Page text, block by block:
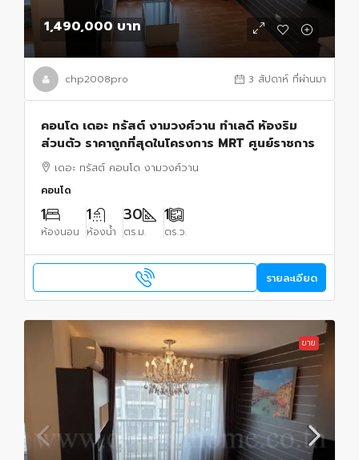
1,490,000 บาท
chp2008pro 3 สัปดาห์ ที่ผ่านมา
คอนโด เดอะ ทรัสต์ งามวงศ์วาน ทำเลดี ห้องริม
ส่วนตัว ราคาถูกที่สุดในโครงการ MRT ศูนย์ราชการ
เดอะ ทรัสต์ คอนโด งามวงศ์วาน
คอนโด
1
ห้องนอน
1
ห้องน้ำ
30
ตร.ม.
1
ตร.ว.
รายละเอียด
ขาย